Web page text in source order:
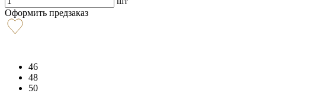
Оформить предзаказ
46
48
50